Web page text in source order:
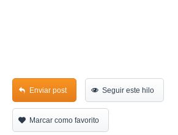
Enviar post Seguir este hilo
Marcar como favorito